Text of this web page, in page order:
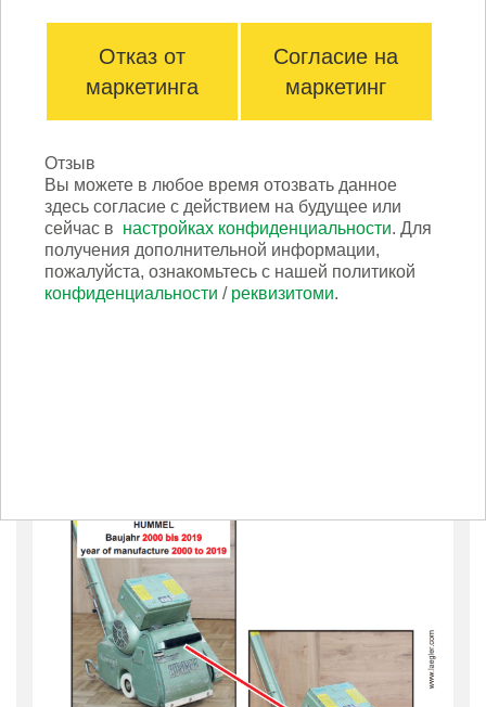
Инструкция по сборке
Объясняя шаг за шагоми сопровождая их
понятными фотографиями и изображениями,
мы предлагаем вам инструкции по
Отказ от
маркетинга
Согласие на
маркетинг
Отзыв
Вы можете в любое время отозвать данное
здесь согласие с действием на будущее или
сейчас в настройках конфиденциальности. Для
получения дополнительной информации,
пожалуйста, ознакомьтесь с нашей политикой
конфиденциальности / реквизитоми.